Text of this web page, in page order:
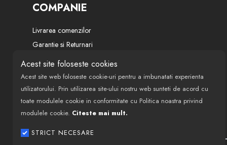
Acest site foloseste cookies
Acest site web foloseste cookie-uri pentru a imbunatati experienta
utilizatorului. Prin utilizarea site-ului nostru web sunteti de acord cu
toate modulele cookie in conformitate cu Politica noastra privind
modulele cookie. Citeste mai mult.
STRICT NECESARE
207 SW (WK_) 2007-
207 VAN 2007-
207 LIMUZINA 2007-
3 (BK) 2003-2009
COMPANIE
Livrarea comenzilor
Garantie si Returnari
Termeni si conditii
Politica de confidentialitate
Despre noi
Modalitati de finantare si plata
Politica de utilizare cookie-uri
ANPC